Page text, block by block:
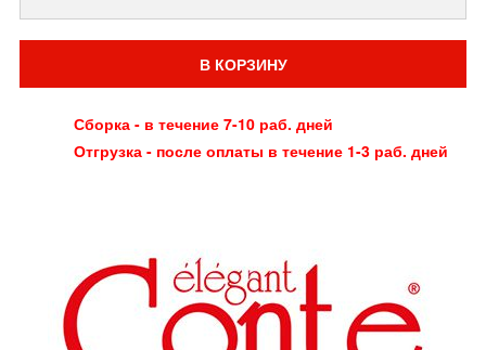
В КОРЗИНУ
Сборка - в течение 7-10 раб. дней
Отгрузка - после оплаты в течение 1-3 раб. дней